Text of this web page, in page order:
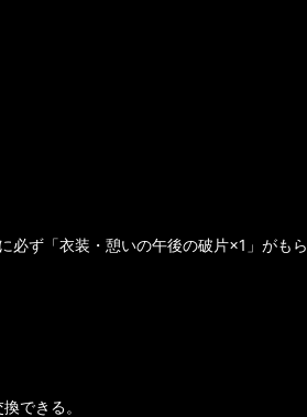
必ず「衣装・憩いの午後の破片×1」がもら
できる。